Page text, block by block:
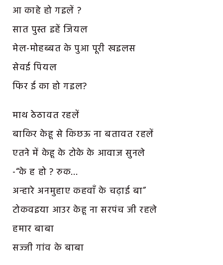
आ काहे हो गइलें ?
सात पुस्त इहें जियल
मेल-मोहब्बत के पुआ पूरी खइलस
सेवई पियल
फिर ई का हो गइल?
माथ ठेठावत रहलें
बाकिर केहू से किछऊ ना बतावत रहलें
एतने में केहू के टोके के आवाज सुनले
-“के ह हो ? रुक…
अन्हारे अनमुहाए कहवाँ के चढ़ाई बा”
टोकवइया आउर केहू ना सरपंच जी रहले
हमार बाबा
सज्जी गांव के बाबा